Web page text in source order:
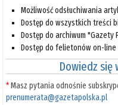
Możliwość odsłuchiwania
Dostęp do wszystkich treści
Dostęp do archiwum "Gazety
Dostęp do felietonów on-line
Dowiedz się
*Masz pytania odnośnie
prenumerata@gazetapolska.pl